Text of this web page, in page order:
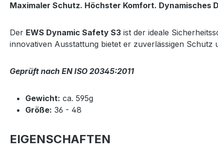
Maximaler Schutz. Höchster Komfort. Dynamisches
Der EWS Dynamic Safety S3 ist der ideale
innovativen Ausstattung bietet er zuverlässigen
Geprüft nach EN ISO 20345:2011
Gewicht: ca. 595g
Größe: 36 - 48
EIGENSCHAFTEN